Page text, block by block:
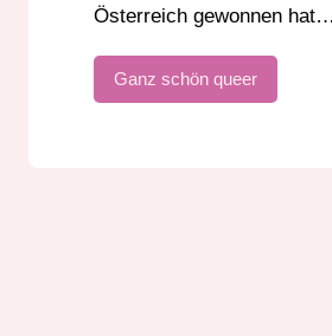
Österreich gewonnen hat…
Ganz schön queer